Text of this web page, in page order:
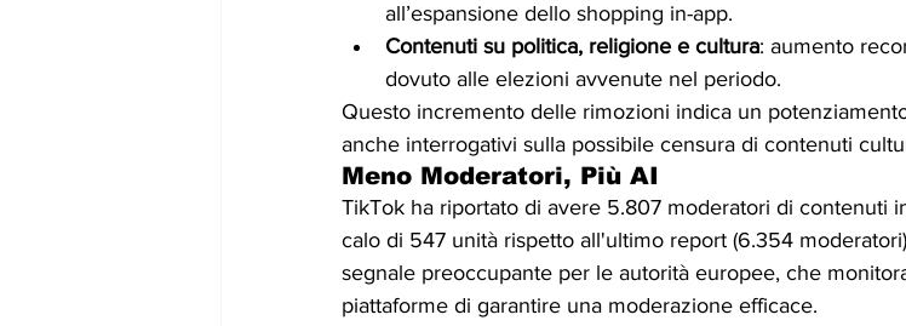
all’espansione dello shopping in-app.
Contenuti su politica, religione e cultura: aumento
dovuto alle elezioni avvenute nel periodo.
Questo incremento delle rimozioni indica un
anche interrogativi sulla possibile censura di contenuti
Meno Moderatori, Più AI
TikTok ha riportato di avere 5.807 moderatori di contenuti
calo di 547 unità rispetto all'ultimo report (6.354
segnale preoccupante per le autorità europee, che
piattaforme di garantire una moderazione efficace.